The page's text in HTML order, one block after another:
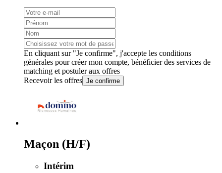
En cliquant sur "Je confirme", j'accepte les conditions
générales pour créer mon compte, bénéficier des services de
matching et postuler aux offres
Recevoir les offres Je confirme
Maçon (H/F)
Intérim